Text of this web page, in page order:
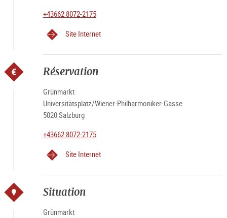
+43662 8072-2175
Site Internet
Réservation
Grünmarkt
Universitätsplatz/Wiener-Philharmoniker-Gasse
5020 Salzburg
+43662 8072-2175
Site Internet
Situation
Grünmarkt